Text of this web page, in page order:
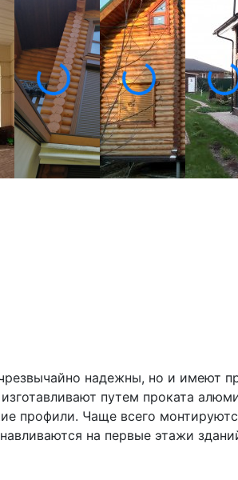
надежны, но и имеют
путем проката
профили. Чаще всего
на первые этажи